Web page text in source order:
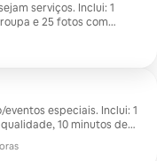
serviços. Inclui: 1
e 25 fotos com
editadas por Alex
especiais. Inclui: 1
10 minutos de
roupa, se quiser. As
Myers.